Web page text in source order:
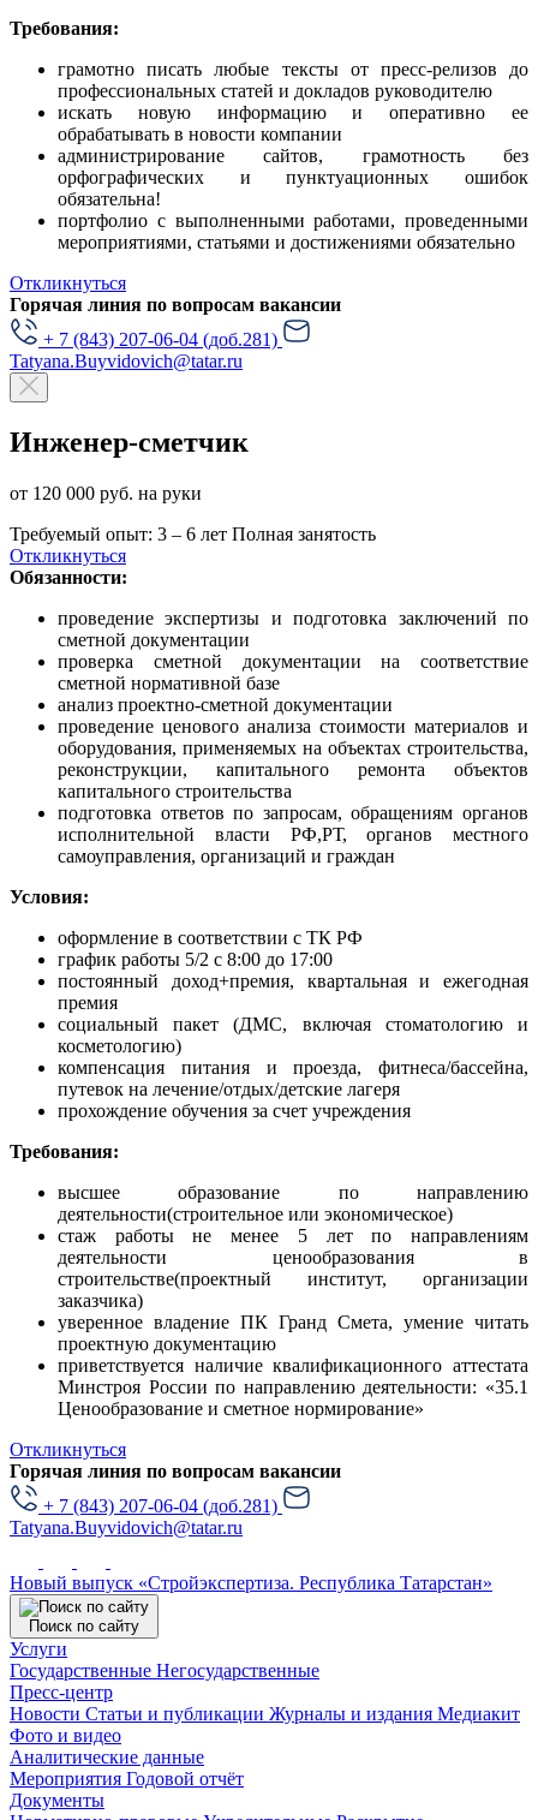
Требования:
грамотно писать любые тексты от пресс-релизов до
профессиональных статей и докладов руководителю
искать новую информацию и оперативно ее
обрабатывать в новости компании
администрирование сайтов, грамотность без
орфографических и пунктуационных ошибок
обязательна!
портфолио с выполненными работами, проведенными
мероприятиями, статьями и достижениями обязательно
Откликнуться
Горячая линия по вопросам вакансии
+ 7 (843) 207-06-04 (доб.281)
Tatyana.Buyvidovich@tatar.ru
Инженер-сметчик
от 120 000 руб. на руки
Требуемый опыт: 3 – 6 лет Полная занятость
Откликнуться
Обязанности:
проведение экспертизы и подготовка заключений по
сметной документации
проверка сметной документации на соответствие
сметной нормативной базе
анализ проектно-сметной документации
проведение ценового анализа стоимости материалов и
оборудования, применяемых на объектах строительства,
реконструкции, капитального ремонта объектов
капитального строительства
подготовка ответов по запросам, обращениям органов
исполнительной власти РФ,РТ, органов местного
самоуправления, организаций и граждан
Условия:
оформление в соответствии с ТК РФ
график работы 5/2 с 8:00 до 17:00
постоянный доход+премия, квартальная и ежегодная
премия
социальный пакет (ДМС, включая стоматологию и
косметологию)
компенсация питания и проезда, фитнеса/бассейна,
путевок на лечение/отдых/детские лагеря
прохождение обучения за счет учреждения
Требования:
высшее образование по направлению
деятельности(строительное или экономическое)
стаж работы не менее 5 лет по направлениям
деятельности ценообразования в
строительстве(проектный институт, организации
заказчика)
уверенное владение ПК Гранд Смета, умение читать
проектную документацию
приветствуется наличие квалификационного аттестата
Минстроя России по направлению деятельности: «35.1
Ценообразование и сметное нормирование»
Откликнуться
Горячая линия по вопросам вакансии
+ 7 (843) 207-06-04 (доб.281)
Tatyana.Buyvidovich@tatar.ru
Новый выпуск «Стройэкспертиза. Республика Татарстан»
Поиск по сайту
Услуги
Государственные Негосударственные
Пресс-центр
Новости Статьи и публикации Журналы и издания Медиакит
Фото и видео
Аналитические данные
Мероприятия Годовой отчёт
Документы